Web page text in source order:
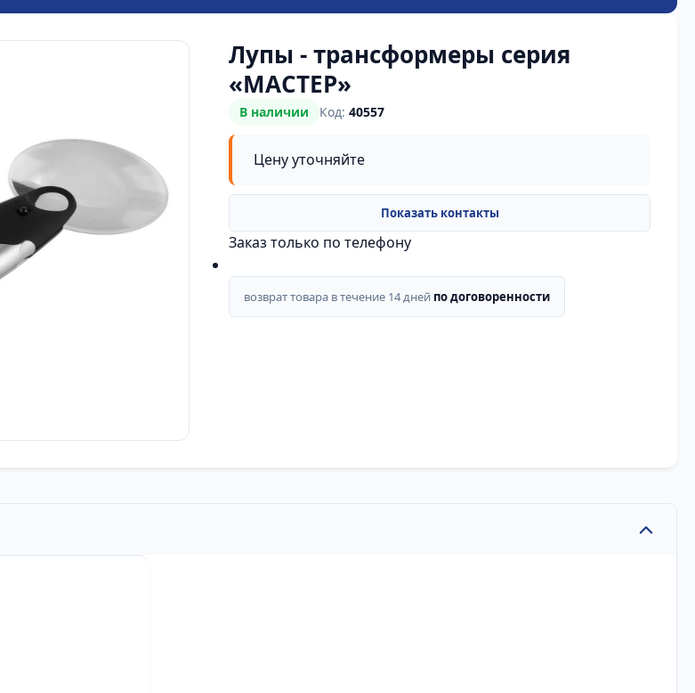
Лупы - трансформеры серия
«МАСТЕР»
В наличии Код:40557
Цену уточняйте
Заказ только по телефону
возврат товара в течение 14 дней по договоренности